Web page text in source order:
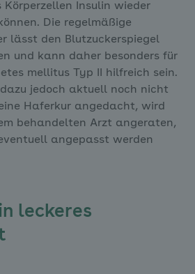
Insulin wieder
Die regelmäßige
lässt den Blutzuckerspiegel
und kann daher besonders für
mellitus Typ II hilfreich sein.
jedoch aktuell noch nicht
Haferkur angedacht, wird
behandelten Arzt angeraten,
angepasst werden
leckeres